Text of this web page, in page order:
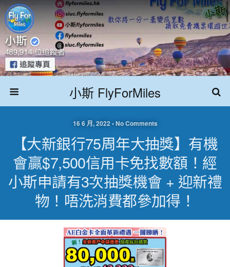
小斯 FlyForMiles
16 6 月, 2022 • No Comments
【大新銀行75周年大抽獎】有機
會贏$7,500信用卡免找數額！經
小斯申請有3次抽獎機會 + 迎新禮
物！唔洗消費都參加得！